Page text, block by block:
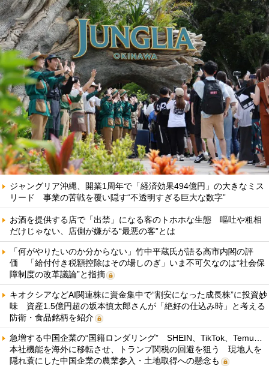
ジャングリア沖縄、開業1周年で「経済効果494億円」の大きなミス
リード 事業の苦戦を覆い隠す“不透明すぎる巨大な数字”
お酒を提供する店で「出禁」になる客のトホホな生態 嘔吐や粗相
だけじゃない、店側が嫌がる“最悪の客”とは
「何がやりたいのか分からない」竹中平蔵氏が語る高市内閣の評
価 「給付付き税額控除はその場しのぎ」いま不可欠なのは“社会保
障制度の改革議論”と指摘
キオクシアなどAI関連株に資金集中で“割安になった成長株”に投資妙
味 資産1.5億円超の坂本慎太郎さんが「絶好の仕込み時」と考える
防衛・食品銘柄を紹介
急増する中国企業の“国籍ロンダリング” SHEIN、TikTok、Temu…
本社機能を海外に移転させ、トランプ関税の回避を狙う 現地人を
隠れ蓑にした中国企業の農業参入・土地取得への懸念も